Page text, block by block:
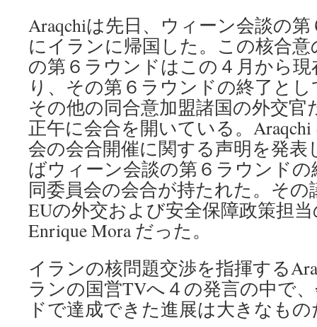
Araqchiは先日、ウィーン会談の
にイランに帰国した。この核合
の第６ラウンドはこの４月から
り、その第６ラウンドの終了と
その他の同合意加盟諸国の外交
正午に会合を開いている。Araqchi
会の会合開催に関する声明を発
ばウィーン会談の第６ラウンドの
同委員会の会合が持たれた。そ
EUの外交および安全保障政策担
Enrique Mora だった。
イランの核問題交渉を指揮する
ランの国営TVへ４の発言の中で
ドで達成できた進展は大きなも